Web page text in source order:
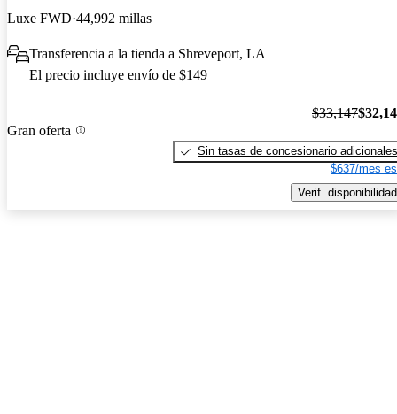
Luxe FWD 44,992 millas
Transferencia a la tienda a Shreveport, LA
El precio incluye envío de $149
Gran oferta
$33,147
Sin tasas de concesionario adicionales
$637/mes
Verif. disponibilidad